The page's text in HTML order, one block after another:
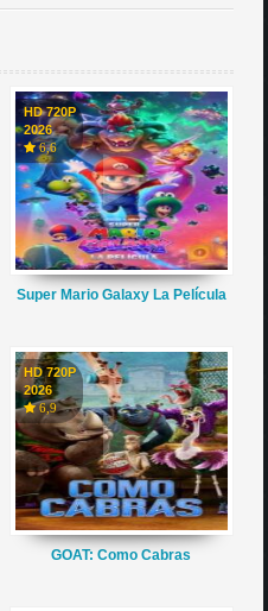
HD 720P
2026
6,6
Super Mario Galaxy La Película
HD 720P
2026
6,9
GOAT: Como Cabras